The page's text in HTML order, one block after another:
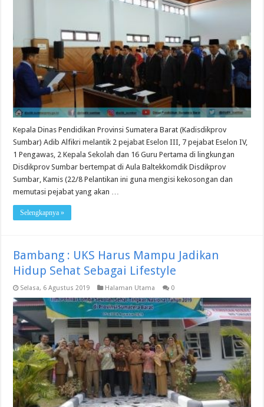
Kepala Dinas Pendidikan Provinsi Sumatera Barat (Kadisdikprov
Sumbar) Adib Alfikri melantik 2 pejabat Eselon III, 7 pejabat Eselon IV,
1 Pengawas, 2 Kepala Sekolah dan 16 Guru Pertama di lingkungan
Disdikprov Sumbar bertempat di Aula Baltekkomdik Disdikprov
Sumbar, Kamis (22/8 Pelantikan ini guna mengisi kekosongan dan
memutasi pejabat yang akan …
Selengkapnya »
Bambang : UKS Harus Mampu Jadikan
Hidup Sehat Sebagai Lifestyle
Selasa, 6 Agustus 2019 Halaman Utama 0